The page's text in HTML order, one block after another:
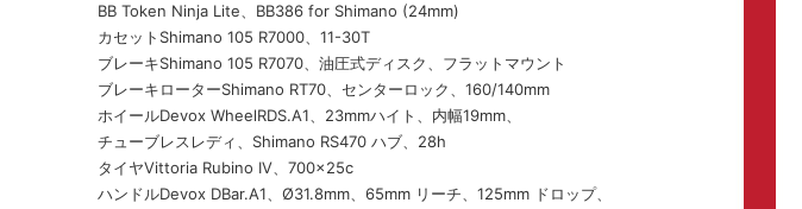
BB Token Ninja Lite、BB386 for Shimano (24mm)
カセットShimano 105 R7000、11-30T
ブレーキShimano 105 R7070、油圧式ディスク、フラットマウント
ブレーキローターShimano RT70、センターロック、160/140mm
ホイールDevox WheelRDS.A1、23mmハイト、内幅19mm、
チューブレスレディ、Shimano RS470 ハブ、28h
タイヤVittoria Rubino IV、700×25c
ハンドルDevox DBar.A1、Ø31.8mm、65mm リーチ、125mm ドロップ、